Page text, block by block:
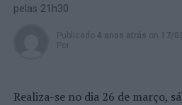
pelas 21h30
Publicado 4 anos atrás on 17/
Por
Realiza-se no dia 26 de março,